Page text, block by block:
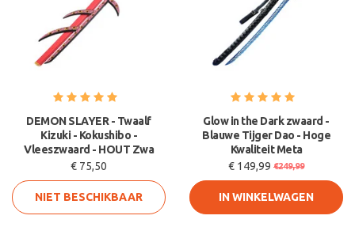
DEMON SLAYER - Twaalf
Kizuki - Kokushibo -
Vleeszwaard - HOUT Zwa
€ 75,50
NIET BESCHIKBAAR
Glow in the Dark zwaard -
Blauwe Tijger Dao - Hoge
Kwaliteit Meta
€ 149,99 €249,99
IN WINKELWAGEN